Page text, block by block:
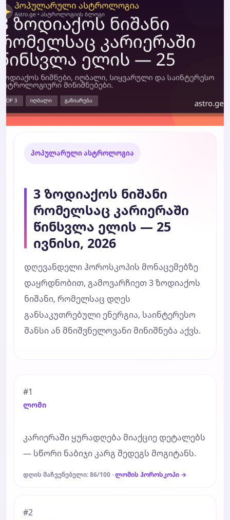
პოპულარული ასტროლოგია
3 ზოდიაქოს ნიშანი
რომელსაც კარიერაში
წინსვლა ელის — 25
ივნისი, 2026
დღევანდელი ჰოროსკოპის მონაცემებზე
დაყრდნობით, გამოვარჩიეთ 3 ზოდიაქოს
ნიშანი, რომელსაც დღეს
განსაკუთრებული ენერგია, საინტერესო
შანსი ან მნიშვნელოვანი მინიშნება აქვს.
#1
ლომი
კარიერაში ყურადღება მიაქციე დეტალებს
— სწორი ნაბიჯი კარგ შედეგს მოგიტანს.
დღის მაჩვენებელი: 86/100 ·ლომის ჰოროსკოპი →
#2